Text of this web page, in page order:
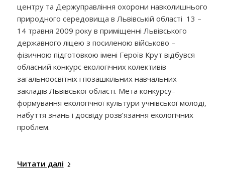
центру та Держуправління охорони навколишнього
природного середовища в Львівській області 13 –
14 травня 2009 року в приміщенні Львівського
державного ліцею з посиленою військово –
фізичною підготовкою імені Героїв Крут відбувся
обласний конкурс екологічних колективів
загальноосвітніх і позашкільних навчальних
закладів Львівської області. Мета конкурсу–
формування екологічної культури учнівської молоді,
набуття знань і досвіду розв’язання екологічних
проблем.
Читати далі